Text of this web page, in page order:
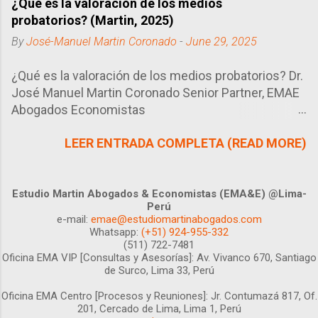
trabajador pensarás que es demasiado
flexible. Y si estás en el Estado, pues tu
conclusión será la más conveniente en
encuentres.
¿Qué es la valoración de los medios
probatorios? (Martin, 2025)
ByJosé-Manuel Martin Coronado - June 29, 2025
¿Qué es la valoración de los medios probatorios? Dr.
José Manuel Martin Coronado Senior Partner, EMAE
Abogados Economistas
junio 2025 Los medios probatorios que presentan
Peruano. Si bien la valoración de éstos se realiza de
manera conjunta, al momento de sustentarlo en la
resolución sólo se hará mención a las esenciales y
determinantes. ¿Pero quién determina cuáles son
esenciales o determinantes? En principio la Ley,
cuando ésta lo define así, pero en última instancia el
Juez. Esto último genera algún tipo de
incertidumbre a priori a las partes de un proceso, ya
LEER ENTRADA COMPLETA (READ MORE)
Estudio Martin Abogados & Economistas (EMA&E) @Lima-
Perú
e-mail: emae@estudiomartinabogados.com
Whatsapp: (+51) 924-955-332
(511) 722-7481
Oficina EMA VIP [Consultas y Asesorías]: Av. Vivanco 670, Santiago
de Surco, Lima 33, Perú
Oficina EMA Centro [Procesos y Reuniones]: Jr. Contumazá 817, Of.
201, Cercado de Lima, Lima 1, Perú